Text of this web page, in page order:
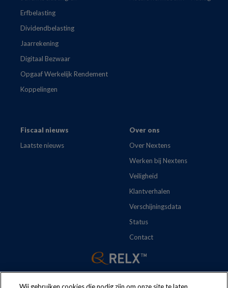
Erfbelasting
Dividendbelasting
Jaarrekening
Digitaal Bezwaar
Opgaaf Werkelijk Rendement
Koppelingen
Fiscaal nieuws
Laatste nieuws
Over ons
Over Nextens
Werken bij Nextens
Veiligheid
Klantverhalen
Verschijningsdata
Status
Contact